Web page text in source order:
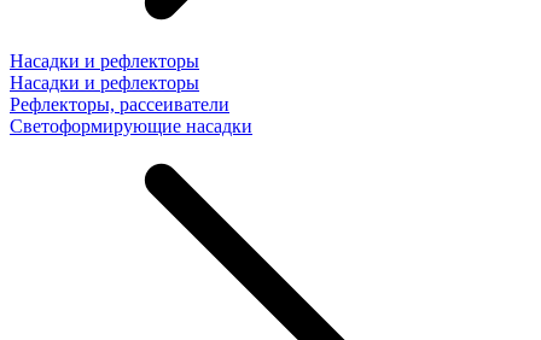
Насадки и рефлекторы
Насадки и рефлекторы
Рефлекторы, рассеиватели
Светоформирующие насадки